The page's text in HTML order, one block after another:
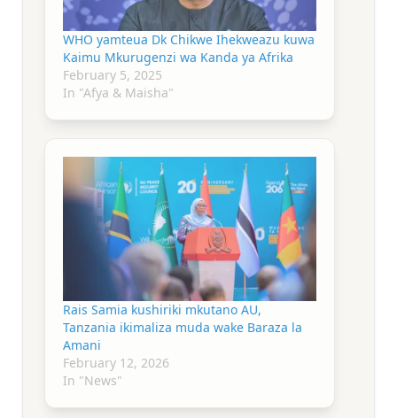
WHO yamteua Dk Chikwe Ihekweazu kuwa
Kaimu Mkurugenzi wa Kanda ya Afrika
February 5, 2025
In "Afya & Maisha"
Rais Samia kushiriki mkutano AU,
Tanzania ikimaliza muda wake Baraza la
Amani
February 12, 2026
In "News"